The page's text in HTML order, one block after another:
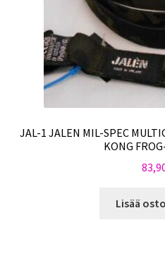
JAL-1 JALEN MIL-SPEC
KONG
Lisää